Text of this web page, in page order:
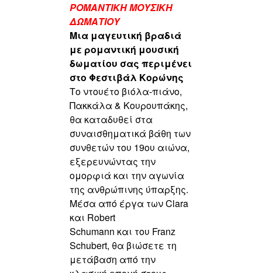
ΡΟΜΑΝΤΙΚΗ ΜΟΥΣΙΚΗ
ΔΩΜΑΤΙΟΥ
Μια μαγευτική βραδιά
με ρομαντική μουσική
δωματίου σας περιμένει
στο Φεστιβάλ Κορώνης
Το ντουέτο βιόλα-πιάνο,
Πακκάλα & Κουρουπάκης,
θα καταδυθεί στα
συναισθηματικά βάθη των
συνθετών του 19ου αιώνα,
εξερευνώντας την
ομορφιά και την αγωνία
της ανθρώπινης ύπαρξης.
Μέσα από έργα των Clara
και Robert
Schumann και του Franz
Schubert, θα βιώσετε τη
μετάβαση από την